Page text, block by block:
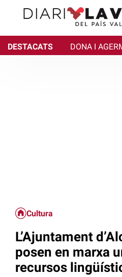
DESTACATS DONA I
Cultura
L’Ajuntament
posen en marxa
recursos